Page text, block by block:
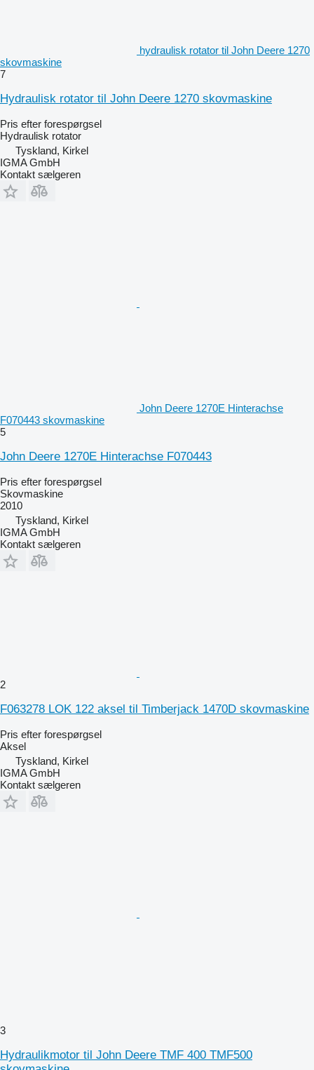
hydraulisk rotator til John Deere 1270
skovmaskine
7
Hydraulisk rotator til John Deere 1270 skovmaskine
Pris efter forespørgsel
Hydraulisk rotator
Tyskland, Kirkel
IGMA GmbH
Kontakt sælgeren
John Deere 1270E Hinterachse
F070443 skovmaskine
5
John Deere 1270E Hinterachse F070443
Pris efter forespørgsel
Skovmaskine
2010
Tyskland, Kirkel
IGMA GmbH
Kontakt sælgeren
2
F063278 LOK 122 aksel til Timberjack 1470D skovmaskine
Pris efter forespørgsel
Aksel
Tyskland, Kirkel
IGMA GmbH
Kontakt sælgeren
3
Hydraulikmotor til John Deere TMF 400 TMF500